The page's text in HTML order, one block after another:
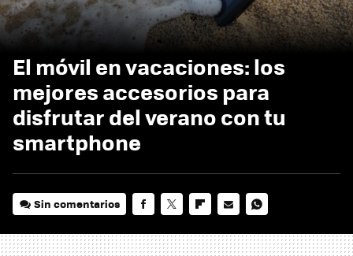
El móvil en vacaciones: los
mejores accesorios para
disfrutar del verano con tu
smartphone
Sin comentarios
MAIL